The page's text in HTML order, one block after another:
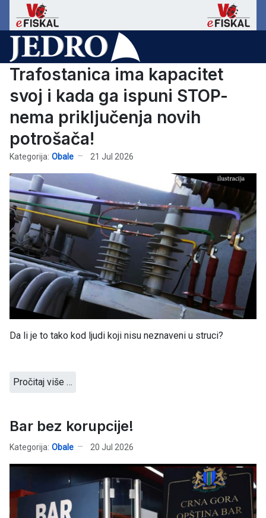
Trafostanica ima kapacitet
svoj i kada ga ispuni STOP-
nema priključenja novih
potrošača!
Kategorija: Obale 21 Jul 2026
Da li je to tako kod ljudi koji nisu neznaveni u struci?
Pročitaj više …
Bar bez korupcije!
Kategorija: Obale 20 Jul 2026